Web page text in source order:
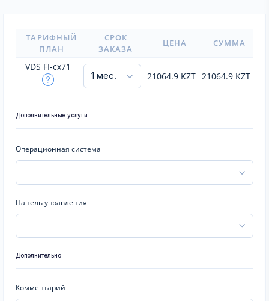
ТАРИФНЫЙ
ПЛАН
СРОК
ЗАКАЗА
ЦЕНА СУММА
VDS FI-cx71
21064.9 KZT 21064.9 KZT
Дополнительные услуги
Операционная система
Панель управления
Дополнительно
Комментарий